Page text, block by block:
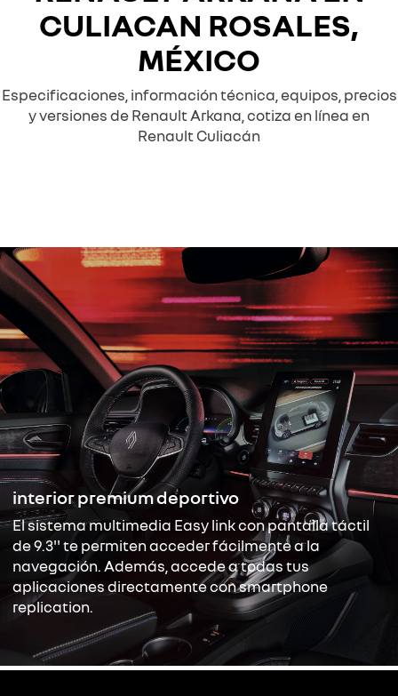
CULIACAN ROSALES,
MÉXICO
Especificaciones, información técnica, equipos, precios
y versiones de Renault Arkana, cotiza en línea en
Renault Culiacán
interior premium deportivo
El sistema multimedia Easy link con pantalla táctil
de 9.3'' te permiten acceder fácilmente a la
navegación. Además, accede a todas tus
aplicaciones directamente con smartphone
replication.